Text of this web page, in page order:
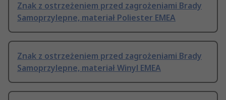
Znak z ostrzeżeniem przed zagrożeniami Brady
Samoprzylepne, materiał Poliester EMEA
Znak z ostrzeżeniem przed zagrożeniami Brady
Samoprzylepne, materiał Winyl EMEA